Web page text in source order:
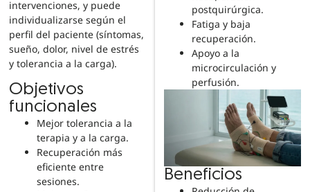
intervenciones, y puede
individualizarse según el
perfil del paciente (síntomas,
sueño, dolor, nivel de estrés
y tolerancia a la carga).
Objetivos
funcionales
Mejor tolerancia a la
terapia y a la carga.
Recuperación más
eficiente entre
sesiones.
postquirúrgica.
Fatiga y baja
recuperación.
Apoyo a la
microcirculación y
perfusión.
Beneficios